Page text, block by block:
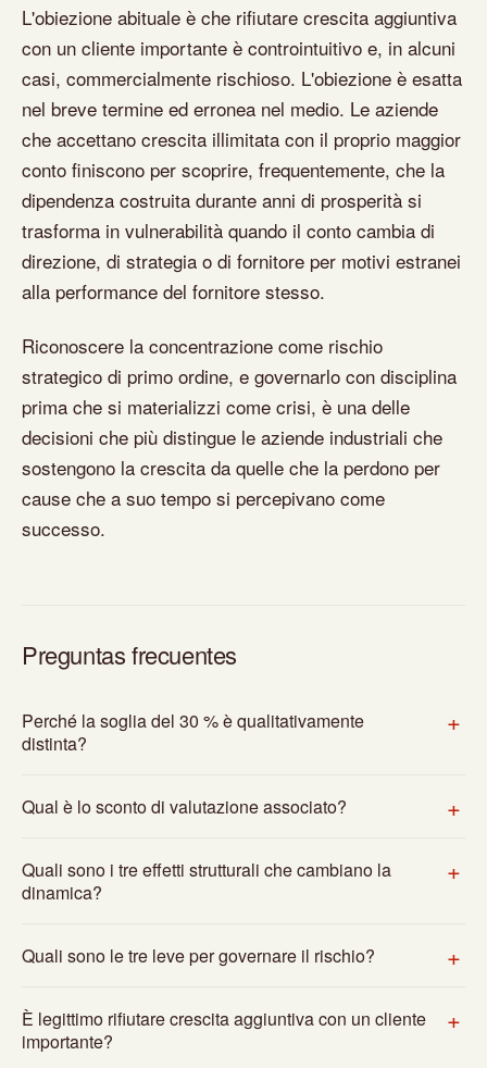
L'obiezione abituale è che rifiutare crescita aggiuntiva
con un cliente importante è controintuitivo e, in alcuni
casi, commercialmente rischioso. L'obiezione è esatta
nel breve termine ed erronea nel medio. Le aziende
che accettano crescita illimitata con il proprio maggior
conto finiscono per scoprire, frequentemente, che la
dipendenza costruita durante anni di prosperità si
trasforma in vulnerabilità quando il conto cambia di
direzione, di strategia o di fornitore per motivi estranei
alla performance del fornitore stesso.
Riconoscere la concentrazione come rischio
strategico di primo ordine, e governarlo con disciplina
prima che si materializzi come crisi, è una delle
decisioni che più distingue le aziende industriali che
sostengono la crescita da quelle che la perdono per
cause che a suo tempo si percepivano come
successo.
Preguntas frecuentes
Perché la soglia del 30 % è qualitativamente
distinta?
Qual è lo sconto di valutazione associato?
Quali sono i tre effetti strutturali che cambiano la
dinamica?
Quali sono le tre leve per governare il rischio?
È legittimo rifiutare crescita aggiuntiva con un cliente
importante?